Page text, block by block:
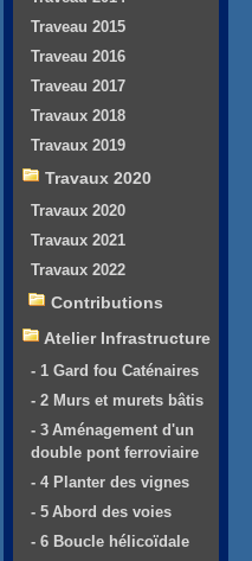
Traveau 2015
Traveau 2016
Traveau 2017
Travaux 2018
Travaux 2019
Travaux 2020
Travaux 2020
Travaux 2021
Travaux 2022
Contributions
Atelier Infrastructure
- 1 Gard fou Caténaires
- 2 Murs et murets bâtis
- 3 Aménagement d'un
double pont ferroviaire
- 4 Planter des vignes
- 5 Abord des voies
- 6 Boucle hélicoïdale